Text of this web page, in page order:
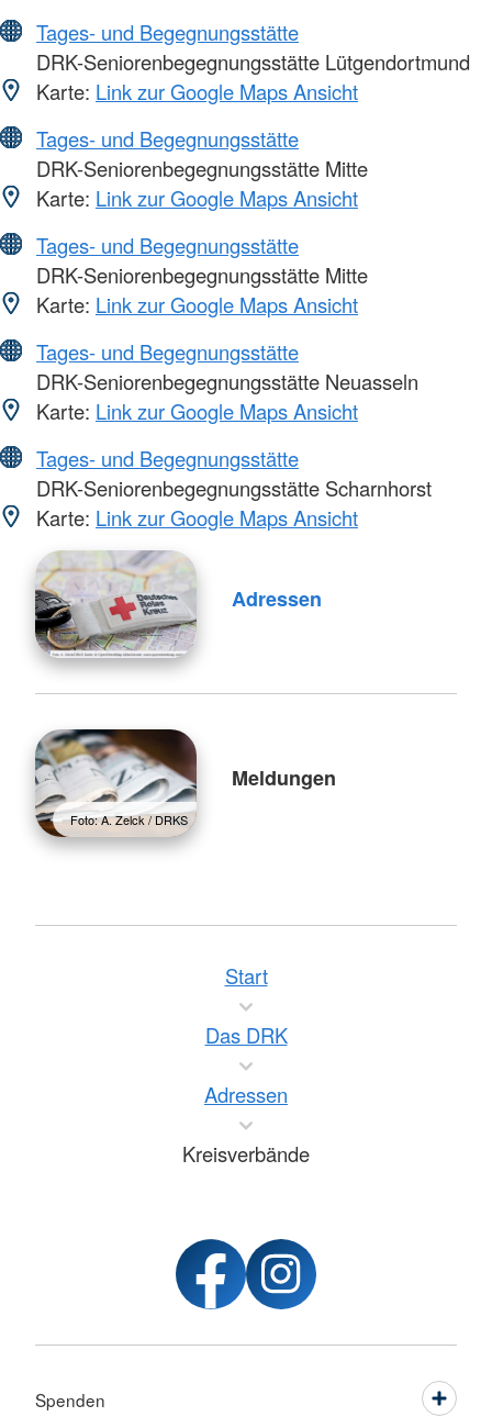
Tages- und Begegnungsstätte
DRK-Seniorenbegegnungsstätte Lütgendortmund
Karte: Link zur Google Maps Ansicht
Tages- und Begegnungsstätte
DRK-Seniorenbegegnungsstätte Mitte
Karte: Link zur Google Maps Ansicht
Tages- und Begegnungsstätte
DRK-Seniorenbegegnungsstätte Mitte
Karte: Link zur Google Maps Ansicht
Tages- und Begegnungsstätte
DRK-Seniorenbegegnungsstätte Neuasseln
Karte: Link zur Google Maps Ansicht
Tages- und Begegnungsstätte
DRK-Seniorenbegegnungsstätte Scharnhorst
Karte: Link zur Google Maps Ansicht
Adressen
Foto: A. Zelck / DRKS
Meldungen
Start
Das DRK
Adressen
Kreisverbände
Spenden